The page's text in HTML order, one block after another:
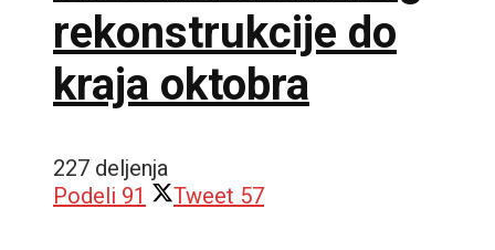
rekonstrukcije do
kraja oktobra
227 deljenja
Podeli 91 Tweet 57